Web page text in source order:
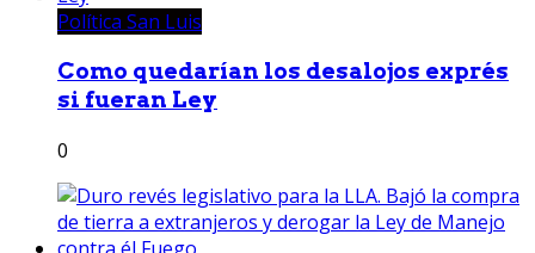
Política San Luis
Como quedarían los desalojos exprés
si fueran Ley
0